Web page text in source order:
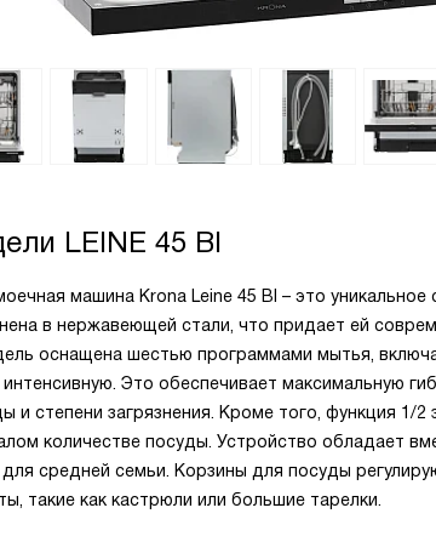
LEINE 45 BI
машина Krona Leine 45 BI – это уникальное
в нержавеющей стали, что придает ей
оснащена шестью программами мытья,
Это обеспечивает максимальную
и степени загрязнения. Кроме того, функция 1/2
количестве посуды. Устройство обладает
средней семьи. Корзины для посуды
такие как кастрюли или большие тарелки.